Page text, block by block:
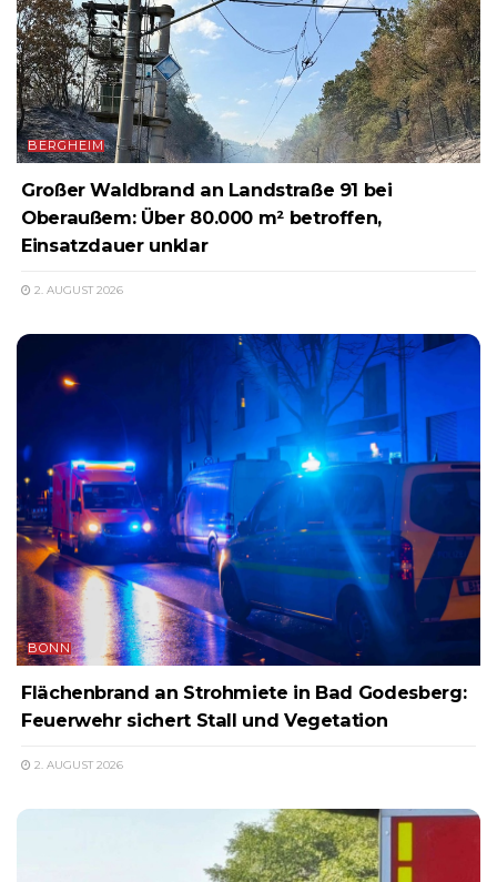
BERGHEIM
Großer Waldbrand an Landstraße 91 bei
Oberaußem: Über 80.000 m² betroffen,
Einsatzdauer unklar
2. AUGUST 2026
BONN
Flächenbrand an Strohmiete in Bad Godesberg:
Feuerwehr sichert Stall und Vegetation
2. AUGUST 2026